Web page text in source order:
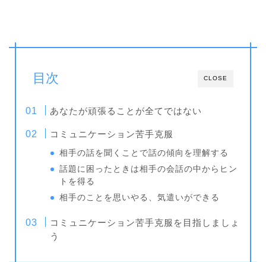
CLOSE
目次
あなたが頑張ることが全てではない
コミュニケーション苦手克服
相手の話を聞くことで話の傾向を理解する
話題に困ったときは相手の会話の中からヒン
トを得る
相手のことを思いやる、気遣いができる
コミュニケーション苦手克服を目指しましょ
う